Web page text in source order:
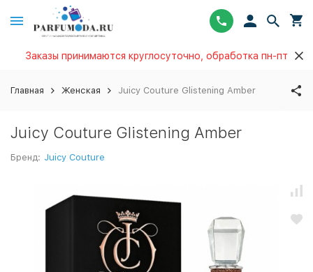
Заказы принимаются круглосуточно, обработка пн-пт
Главная Женская Juicy Couture Glistening Amber
Juicy Couture Glistening Amber
Бренд: Juicy Couture